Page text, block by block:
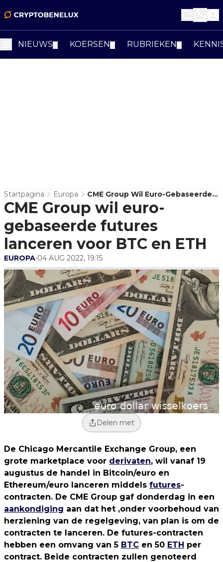
NIEUWS KOERSEN RUBRIEKEN
Startpagina Europa
CME Group Wil Euro-Gebaseerde
Futures Lanceren Voor BTC En
ETH
CME Group wil euro-
gebaseerde futures
lanceren voor BTC en ETH
EUROPA•04 AUG 2022, 19:15
Delen met
De Chicago Mercantile Exchange Group, een
grote marketplace voor derivaten, wil vanaf 19
augustus de handel in Bitcoin/euro en
Ethereum/euro lanceren middels futures-
contracten. De CME Group gaf donderdag in een
aankondiging aan dat het ,onder voorbehoud van
herziening van de regelgeving, van plan is om de
contracten te lanceren. De futures-contracten
hebben een omvang van 5 BTC en 50 ETH per
contract. Beide contracten zullen genoteerd